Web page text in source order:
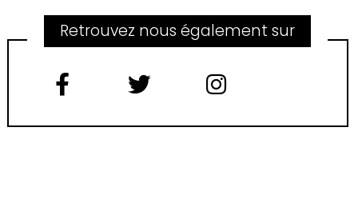
Retrouvez nous également sur